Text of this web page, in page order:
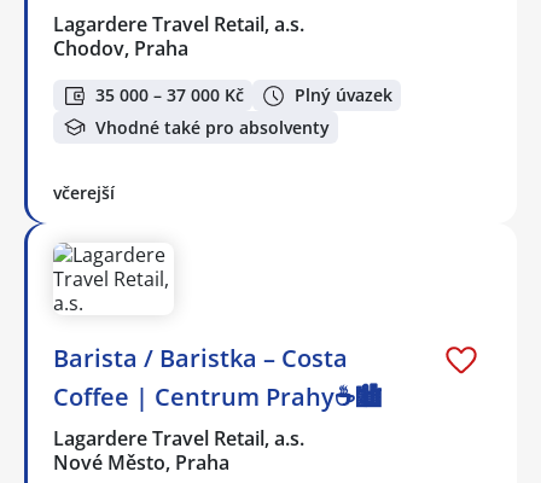
Lagardere Travel Retail, a.s.
Chodov, Praha
35 000 – 37 000 Kč
Plný úvazek
Vhodné také pro absolventy
včerejší
Barista / Baristka – Costa
Coffee | Centrum Prahy☕️🏙️
Lagardere Travel Retail, a.s.
Nové Město, Praha